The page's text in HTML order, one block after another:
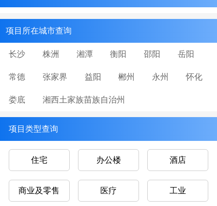
项目所在城市查询
长沙 株洲 湘潭 衡阳 邵阳 岳阳
常德 张家界 益阳 郴州 永州 怀化
娄底 湘西土家族苗族自治州
项目类型查询
住宅 办公楼 酒店
商业及零售 医疗 工业